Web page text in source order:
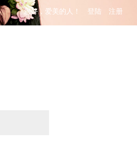
您好，爱美的人！ 登陆 注册